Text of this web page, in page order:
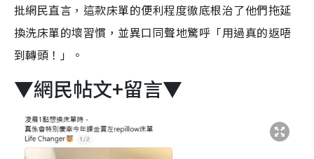
批網民直言，這款床單的便利程度徹底根治了他們拖延
換洗床單的壞習慣，並異口同聲地驚呼「用過真的返唔
到轉頭！」。
▼網民帖文+留言▼